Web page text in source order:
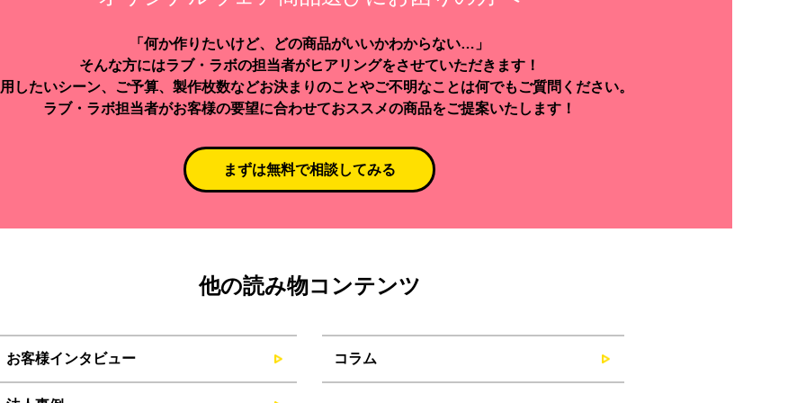
「何か作りたいけど、どの商品がいいかわからない…」
そんな方にはラブ・ラボの担当者がヒアリングをさせていただきます！
したいシーン、ご予算、製作枚数などお決まりのことやご不明なことは何でもご質問ください。
ラブ・ラボ担当者がお客様の要望に合わせておススメの商品をご提案いたします！
まずは無料で相談してみる
他の読み物コンテンツ
お客様インタビュー コラム